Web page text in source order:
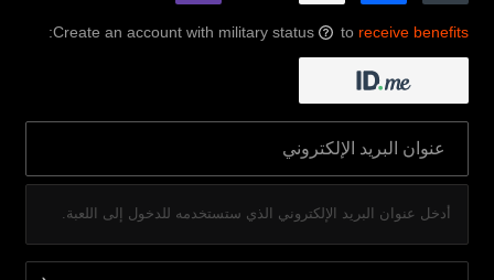
Create an account with military status ? to receive benefits
:
أدخل عنوان البريد الإلكتروني الذي ستستخدمه للدخول إلى اللعبة.